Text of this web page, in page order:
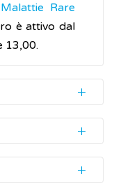
Rare
è attivo dal
13,00.
causare
evidenti da
è colpita dal
da un